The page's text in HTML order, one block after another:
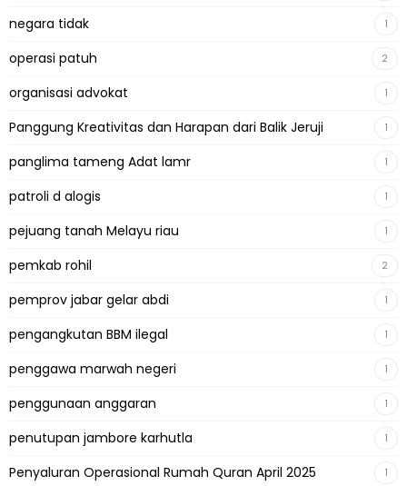
negara tidak 1
operasi patuh 2
organisasi advokat 1
Panggung Kreativitas dan Harapan dari Balik Jeruji 1
panglima tameng Adat lamr 1
patroli d alogis 1
pejuang tanah Melayu riau 1
pemkab rohil 2
pemprov jabar gelar abdi 1
pengangkutan BBM ilegal 1
penggawa marwah negeri 1
penggunaan anggaran 1
penutupan jambore karhutla 1
Penyaluran Operasional Rumah Quran April 2025 1